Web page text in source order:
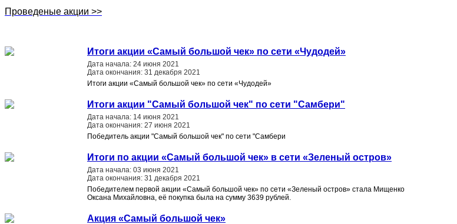
Проведеные акции >>
Итоги акции «Самый большой чек» по сети «Чудодей»
Дата начала: 24 июня 2021
Дата окончания: 31 декабря 2021
Итоги акции «Самый большой чек» по сети «Чудодей»
Итоги акции "Самый большой чек" по сети "Самбери"
Дата начала: 14 июня 2021
Дата окончания: 27 июня 2021
Победитель акции "Самый большой чек" по сети "Самбери
Итоги по акции «Самый большой чек» в сети «Зеленый остров»
Дата начала: 03 июня 2021
Дата окончания: 31 декабря 2021
Победителем первой акции «Самый большой чек» по сети «Зеленый остров» стала Мищенко
Оксана Михайловна, её покупка была на сумму 3639 рублей.
Акция «Самый большой чек»